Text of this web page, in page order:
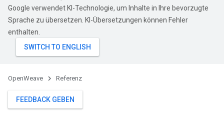
Google verwendet KI-Technologie, um Inhalte in Ihre bevorzugte
Sprache zu übersetzen. KI-Übersetzungen können Fehler
enthalten.
OpenWeave Referenz
FEEDBACK GEBEN